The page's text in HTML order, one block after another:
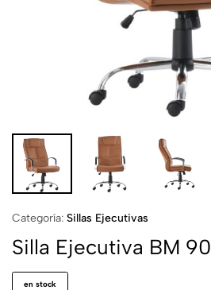
Categoría: Sillas Ejecutivas
Silla Ejecutiva BM 90
en stock